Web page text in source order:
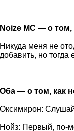
Noize MC — о
Никуда меня не
добавить, но тогда
Оба — о том, как
Оксимирон:
Нойз: Первый, по-